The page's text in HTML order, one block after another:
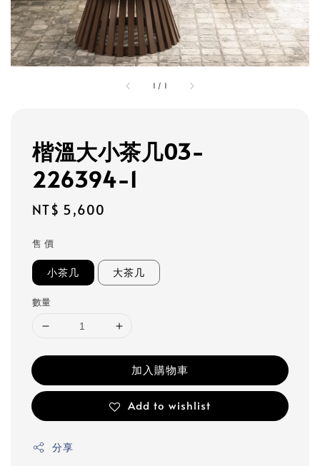
1 / 1
楷溫大小茶几03-
226394-1
Regular
NT$ 5,600
售 價
小茶几 大茶几
數量
加入購物車
Add to wishlist
分享